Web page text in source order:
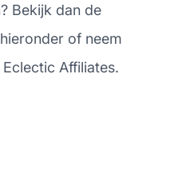
Bekijk dan de
of neem
Affiliates.